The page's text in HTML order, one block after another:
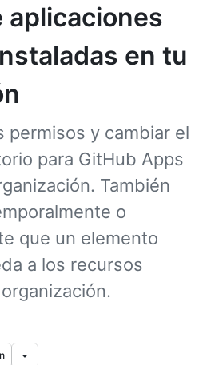
aplicaciones
en tu
permisos y cambiar el
para GitHub Apps
También
o
que un elemento
a los recursos